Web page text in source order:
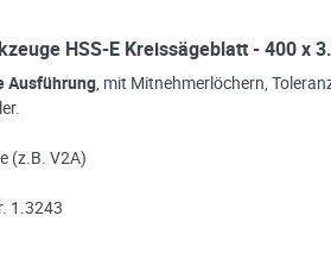
HSS-E Kreissägeblatt - 400 x
Ausführung , mit Mitnehmerlöchern,
(z.B. V2A)
1.3243